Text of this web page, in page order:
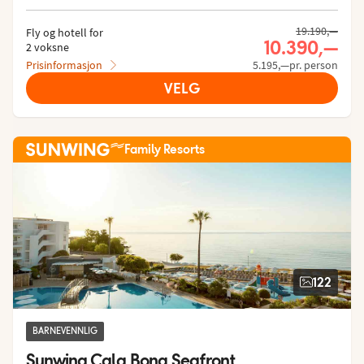
Fly og hotell for
2 voksne
Prisinformasjon
19.190,—
10.390,—
5.195,—pr. person
VELG
Family Resorts
122
BARNEVENNLIG
Sunwing Cala Bona Seafront